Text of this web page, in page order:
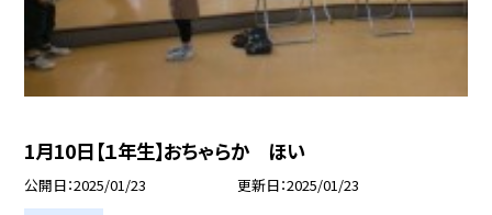
1月10日【１年生】おちゃらか ほい
公開日 2025/01/23 更新日 2025/01/23